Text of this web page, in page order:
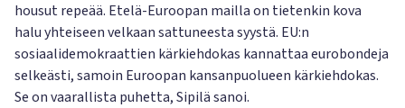
housut repeää. Etelä-Euroopan mailla on tietenkin kova
halu yhteiseen velkaan sattuneesta syystä. EU:n
sosiaalidemokraattien kärkiehdokas kannattaa eurobondeja
selkeästi, samoin Euroopan kansanpuolueen kärkiehdokas.
Se on vaarallista puhetta, Sipilä sanoi.